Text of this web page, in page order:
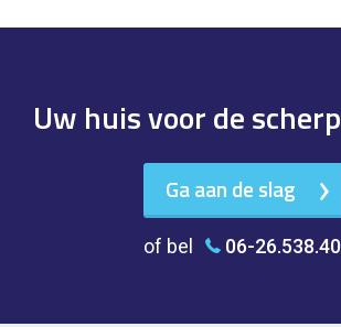
Uw huis voor de
Ga aan de slag
of bel 06-